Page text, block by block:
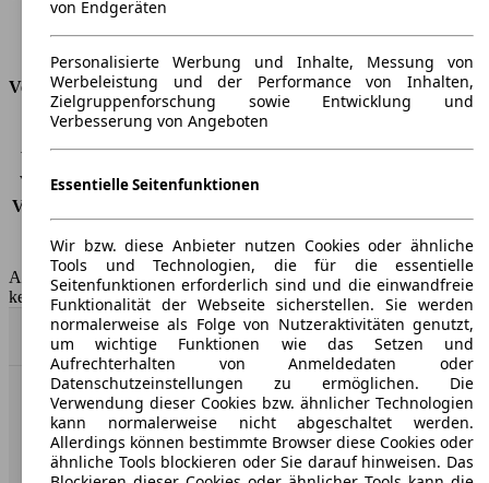
Anhängelast (gebremst)
Kofferraumvolumen
-
Verbrauch
CO2 Emissionen*
Verbrauch (Stadt)
Verbrauch (Land)
-
Verbrauch (komb.)*
Tankinhalt
70 l
AutoScout24 GmbH übernimmt für die Richtigkeit der Angaben
keine Gewähr.
Nach Oben
AutoScout24: Europaweit der größte Online-Automarkt.
Unternehmen
von Endgeräten
Personalisierte Werbung und Inhalte, Messung von
Werbeleistung und der Performance von Inhalten,
Zielgruppenforschung sowie Entwicklung und
Verbesserung von Angeboten
Essentielle Seitenfunktionen
Wir bzw. diese Anbieter nutzen Cookies oder ähnliche
Tools und Technologien, die für die essentielle
Seitenfunktionen erforderlich sind und die einwandfreie
Funktionalität der Webseite sicherstellen. Sie werden
normalerweise als Folge von Nutzeraktivitäten genutzt,
um wichtige Funktionen wie das Setzen und
Aufrechterhalten von Anmeldedaten oder
Datenschutzeinstellungen zu ermöglichen. Die
Verwendung dieser Cookies bzw. ähnlicher Technologien
kann normalerweise nicht abgeschaltet werden.
Allerdings können bestimmte Browser diese Cookies oder
ähnliche Tools blockieren oder Sie darauf hinweisen. Das